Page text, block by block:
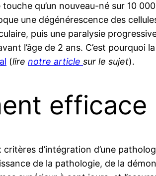
qu’un nouveau-né sur 10
une dégénérescence des
puis une paralysie
l’âge de 2 ans. C’est pourquoi
(lire notre article sur le sujet).
efficace
d’intégration d’une
de la pathologie, de la